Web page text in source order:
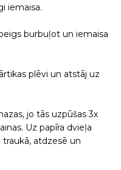
iemaisa.
burbuļot un iemaisa
plēvi un atstāj uz
jo tās uzpūšas 3x
Uz papīra dvieļa
atdzesē un